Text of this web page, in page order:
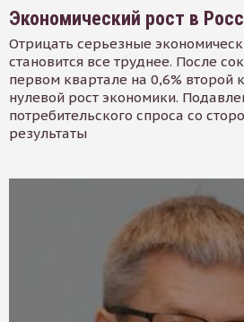
Экономический рост в
Отрицать серьезные
становится все труднее. После
первом квартале на 0,6% второй
нулевой рост экономики.
потребительского спроса со
результаты